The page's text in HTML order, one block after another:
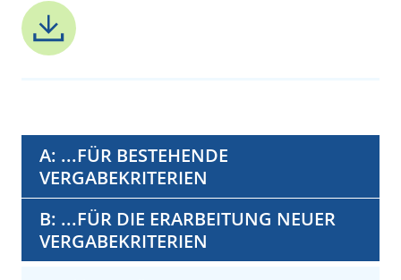
A: ...FÜR BESTEHENDE
VERGABEKRITERIEN
B: ...FÜR DIE ERARBEITUNG NEUER
VERGABEKRITERIEN